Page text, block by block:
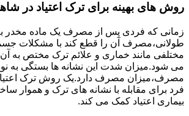
روش های بهینه برای ترک اعتیاد در
زمانی که فردی پس از مصرف یک ماده مخدر
طولانی،مصرف آن را قطع کند با مشکلات
مختلفی مانند خماری و علائم ترک مختص به
می شود.میزان شدت این نشانه ها بستگی به
مصرف،میزان مصرف دارد.یک روش ترک
فرد برای مقابله با نشانه های ترک و هموار
بیماری اعتیاد کمک می کند.